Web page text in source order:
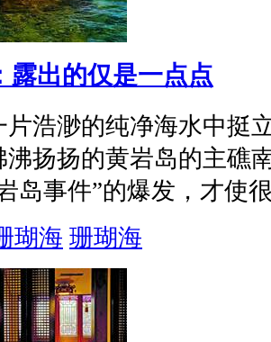
露出的仅是一点点
片浩渺的纯净海水中挺
沸扬扬的黄岩岛的主礁
岛事件”的爆发，才
瑚海 珊瑚海